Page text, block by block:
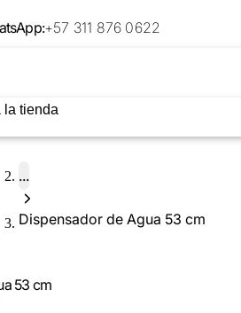
+57 311 876 0622
...
Dispensador de Agua 53 cm
53 cm